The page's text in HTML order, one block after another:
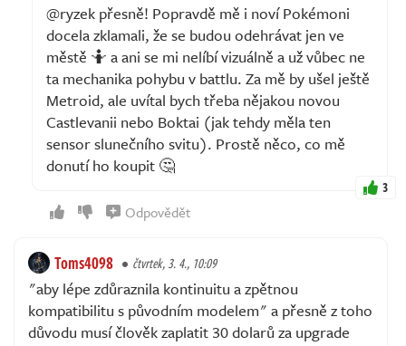
@ryzek přesně! Popravdě mě i noví Pokémoni
docela zklamali, že se budou odehrávat jen ve
městě 🤷 a ani se mi nelíbí vizuálně a už vůbec ne
ta mechanika pohybu v battlu. Za mě by ušel ještě
Metroid, ale uvítal bych třeba nějakou novou
Castlevanii nebo Boktai (jak tehdy měla ten
sensor slunečního svitu). Prostě něco, co mě
donutí ho koupit 🤔
3
Odpovědět
Toms4098 čtvrtek, 3. 4., 10:09
"aby lépe zdůraznila kontinuitu a zpětnou
kompatibilitu s původním modelem" a přesně z toho
důvodu musí člověk zaplatit 30 dolarů za upgrade